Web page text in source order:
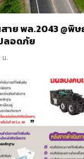
าย พล.2043 @พิ
ลอดภัย
.